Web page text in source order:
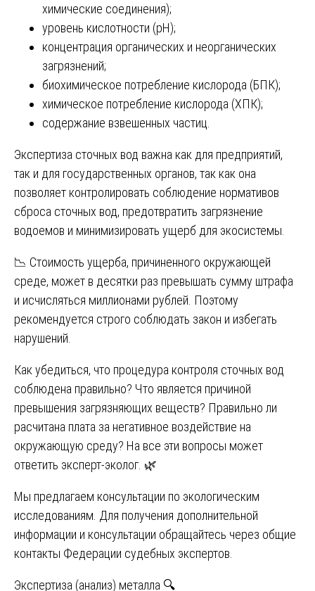
химические соединения);
уровень кислотности (pH);
концентрация органических и неорганических
загрязнений;
биохимическое потребление кислорода (БПК);
химическое потребление кислорода (ХПК);
содержание взвешенных частиц.
Экспертиза сточных вод важна как для предприятий,
так и для государственных органов, так как она
позволяет контролировать соблюдение нормативов
сброса сточных вод, предотвратить загрязнение
водоемов и минимизировать ущерб для экосистемы.
📉 Стоимость ущерба, причиненного окружающей
среде, может в десятки раз превышать сумму штрафа
и исчисляться миллионами рублей. Поэтому
рекомендуется строго соблюдать закон и избегать
нарушений.
Как убедиться, что процедура контроля сточных вод
соблюдена правильно? Что является причиной
превышения загрязняющих веществ? Правильно ли
расчитана плата за негативное воздействие на
окружающую среду? На все эти вопросы может
ответить эксперт-эколог. 🌿
Мы предлагаем консультации по экологическим
исследованиям. Для получения дополнительной
информации и консультации обращайтесь через общие
контакты Федерации судебных экспертов.
Экспертиза (анализ) металла 🔍